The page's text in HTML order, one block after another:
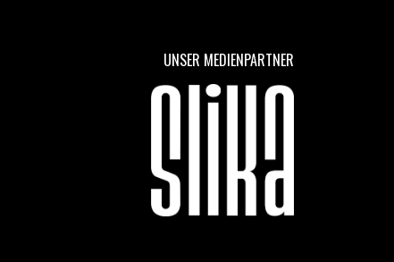
UNSER MEDIENPARTNER